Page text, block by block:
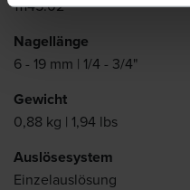
11145.02
Nagellänge
6 - 19 mm | 1/4 - 3/4"
Gewicht
0,88 kg | 1,94 lbs
Auslösesystem
Einzelauslösung